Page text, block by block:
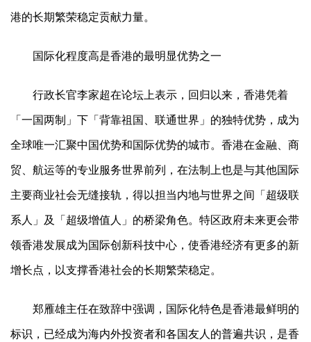
港的长期繁荣稳定贡献力量。
国际化程度高是香港的最明显优势之一
行政长官李家超在论坛上表示，回归以来，香港凭着
「一国两制」下「背靠祖国、联通世界」的独特优势，成为
全球唯一汇聚中国优势和国际优势的城市。香港在金融、商
贸、航运等的专业服务世界前列，在法制上也是与其他国际
主要商业社会无缝接轨，得以担当内地与世界之间「超级联
系人」及「超级增值人」的桥梁角色。特区政府未来更会带
领香港发展成为国际创新科技中心，使香港经济有更多的新
增长点，以支撑香港社会的长期繁荣稳定。
郑雁雄主任在致辞中强调，国际化特色是香港最鲜明的
标识，已经成为海内外投资者和各国友人的普遍共识，是香